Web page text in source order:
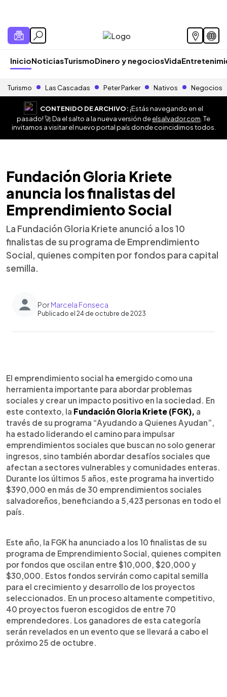
InicioNoticiasTurismoDinero y negociosVida
Turismo Las Cascadas Peter Parker Nativos Negocios
CONTENIDO DE ARCHIVO:¡Estás navegando en el
pasado! 🚀 Da el salto a la nueva versión deelsalvador.com . Te
invitamos a visitar el nuevo portal país donde coincidimos todos.
Fundación Gloria Kriete
anuncia los finalistas del
Emprendimiento Social
La Fundación Gloria Kriete anunció a los 10
finalistas de su programa de Emprendimiento
Social, quienes compiten por fondos para capital
semilla.
PorMarcela Fonseca
Publicado el 24 de octubre de 2023
Escuchar artículo
El emprendimiento social ha emergido como una
herramienta importante para abordar problemas
sociales y crear un impacto positivo en la sociedad. En
este contexto, la Fundación Gloria Kriete (FGK), a
través de su programa “Ayudando a Quienes Ayudan”,
ha estado liderando el camino para impulsar
emprendimientos sociales que buscan no solo generar
ingresos, sino también abordar desafíos sociales que
afectan a sectores vulnerables y comunidades enteras.
Durante los últimos 5 años, este programa ha invertido
$390,000 en más de 30 emprendimientos sociales
salvadoreños, beneficiando a 5,423 personas en todo el
país.
Este año, la FGK ha anunciado a los 10 finalistas de su
programa de Emprendimiento Social, quienes compiten
por fondos que oscilan entre $10,000, $20,000 y
$30,000. Estos fondos servirán como capital semilla
para el crecimiento y desarrollo de los proyectos
seleccionados. En un proceso altamente competitivo,
40 proyectos fueron escogidos de entre 70
emprendedores. Los ganadores de esta categoría
serán revelados en un evento que se llevará a cabo el
próximo 25 de octubre.